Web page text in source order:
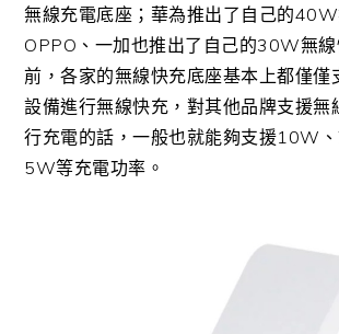
無線充電底座；華為推出了自己的40W
OPPO、一加也推出了自己的30W無線
前，各家的無線快充底座基本上都僅僅
設備進行無線快充，對其他品牌支援無
行充電的話，一般也就能夠支援10W
5W等充電功率。